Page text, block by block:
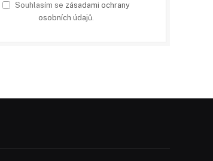
Souhlasím se zásadami ochrany
osobních údajů.